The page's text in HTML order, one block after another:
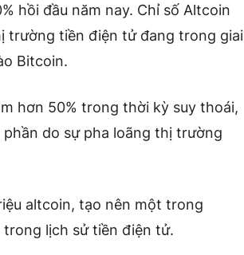
hồi đầu năm nay. Chỉ số Altcoin
trường tiền điện tử đang trong giai
Bitcoin.
hơn 50% trong thời kỳ suy thoái,
do sự pha loãng thị trường
altcoin, tạo nên một trong
lịch sử tiền điện tử.